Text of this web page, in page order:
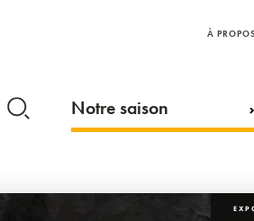
À PROPOS
Notre saison